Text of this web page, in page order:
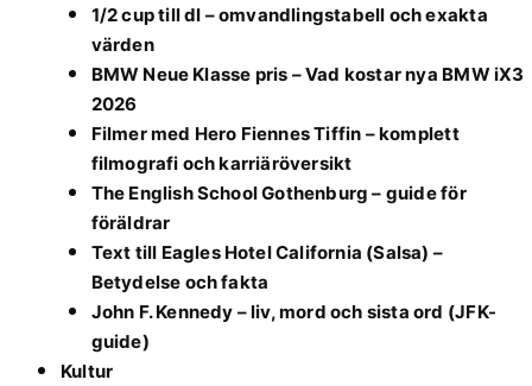
1/2 cup till dl – omvandlingstabell och exakta
värden
BMW Neue Klasse pris – Vad kostar nya BMW iX3
2026
Filmer med Hero Fiennes Tiffin – komplett
filmografi och karriäröversikt
The English School Gothenburg – guide för
föräldrar
Text till Eagles Hotel California (Salsa) –
Betydelse och fakta
John F. Kennedy – liv, mord och sista ord (JFK-
guide)
Kultur